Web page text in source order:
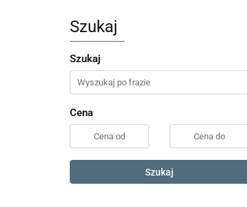
Szukaj
Szukaj
Cena
Szukaj